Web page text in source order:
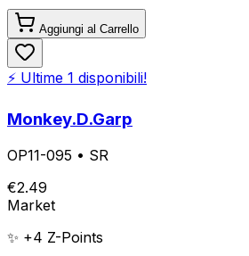
Aggiungi al Carrello
⚡ Ultime 1 disponibili!
Monkey.D.Garp
OP11-095 • SR
€2.49
Market
✨ +4 Z-Points